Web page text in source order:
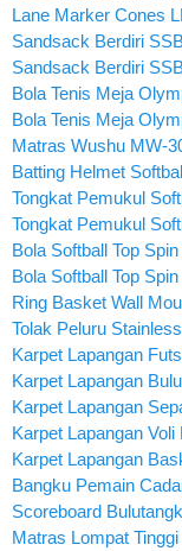
Lane Marker Cones
Sandsack Berdiri
Sandsack Berdiri
Bola Tenis Meja
Bola Tenis Meja
Matras Wushu MW-
Batting Helmet
Tongkat Pemukul
Tongkat Pemukul
Bola Softball Top
Bola Softball Top
Ring Basket Wall
Tolak Peluru
Karpet Lapangan
Karpet Lapangan
Karpet Lapangan
Karpet Lapangan Voli
Karpet Lapangan
Bangku Pemain
Scoreboard
Matras Lompat